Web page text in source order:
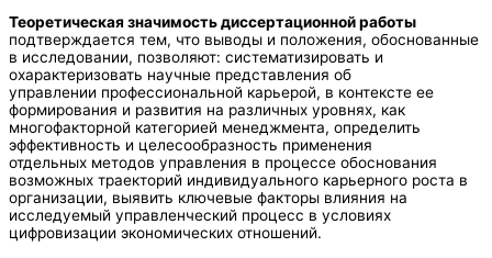
Теоретическая значимость диссертационной работы
подтверждается тем, что выводы и положения, обоснованные
в исследовании, позволяют: систематизировать и
охарактеризовать научные представления об
управлении профессиональной карьерой, в контексте ее
формирования и развития на различных уровнях, как
многофакторной категорией менеджмента, определить
эффективность и целесообразность применения
отдельных методов управления в процессе обоснования
возможных траекторий индивидуального карьерного роста в
организации, выявить ключевые факторы влияния на
исследуемый управленческий процесс в условиях
цифровизации экономических отношений.